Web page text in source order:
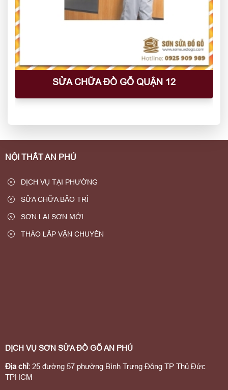
SỬA CHỮA ĐỒ GỖ QUẬN 12
DỊCH VỤ SƠN SỬA ĐỒ GỖ AN PHÚ
Địa chỉ: 25 đường 57 phường Bình Trưng Đông TP Thủ Đức
TPHCM
NỘI THẤT AN PHÚ
DỊCH VỤ TẠI PHƯỜNG
SỬA CHỮA BẢO TRÌ
SƠN LẠI SƠN MỚI
THÁO LẮP VẬN CHUYỂN